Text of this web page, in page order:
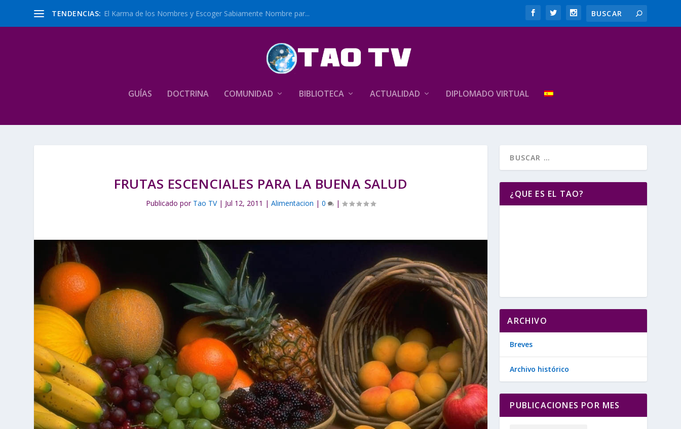
TENDENCIAS: El Karma de los Nombres y Escoger Sabiamente Nombre par...
GUÍAS DOCTRINA COMUNIDAD BIBLIOTECA ACTUALIDAD DIPLOMADO VIRTUAL
FRUTAS ESCENCIALES PARA LA BUENA SALUD
Publicado por Tao TV| Jul 12, 2011 |Alimentacion |0 |
¿QUE ES EL TAO?
ARCHIVO
Breves
Archivo histórico
PUBLICACIONES POR MES